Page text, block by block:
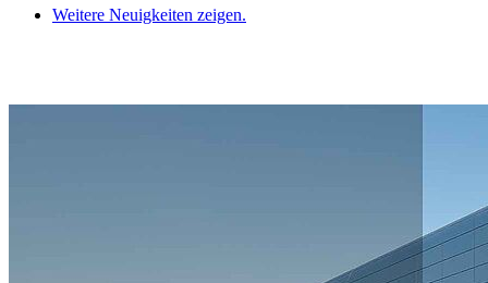
Weitere Neuigkeiten zeigen.